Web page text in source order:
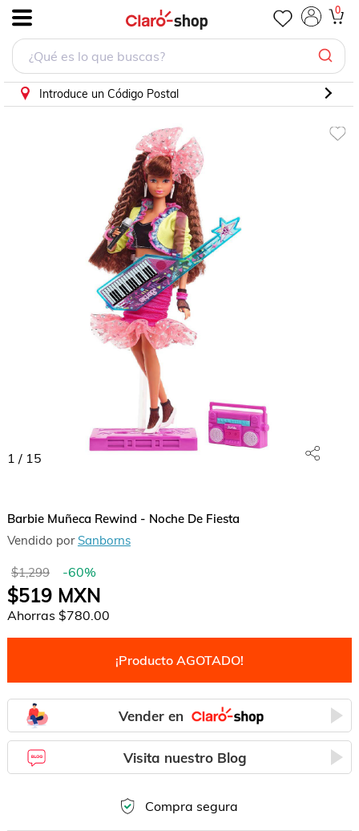
0
Introduce un Código Postal
1 / 15
Barbie Muñeca Rewind - Noche De Fiesta
Vendido por Sanborns
$1,299 -60%
$519MXN
Ahorras $780.00
¡Producto AGOTADO!
Vender en
Visita nuestro Blog
Compra segura
Barbie Muñeca Rewind - Noche De Fiesta